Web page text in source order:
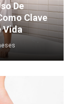
De
Clave
Vida